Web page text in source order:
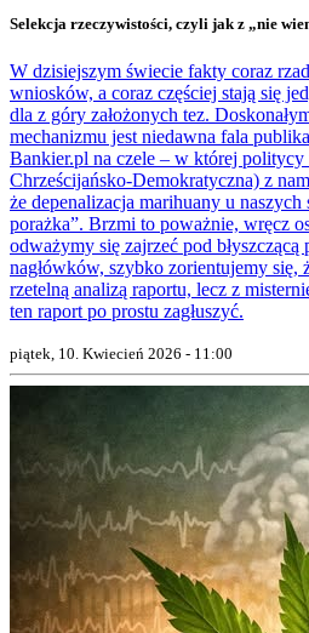
Selekcja rzeczywistości, czyli jak z „nie
W dzisiejszym świecie fakty coraz
wniosków, a coraz częściej stają się
dla z góry założonych tez.
mechanizmu jest niedawna fala
Bankier.pl na czele – w której
Chrześcijańsko-Demokratyczna) z
że depenalizacja marihuany u naszych
porażka”. Brzmi to poważnie, wręcz
odważymy się zajrzeć pod
nagłówków, szybko zorientujemy się,
rzetelną analizą raportu, lecz z
ten raport po prostu zagłuszyć.
piątek, 10. Kwiecień 2026 - 11:00